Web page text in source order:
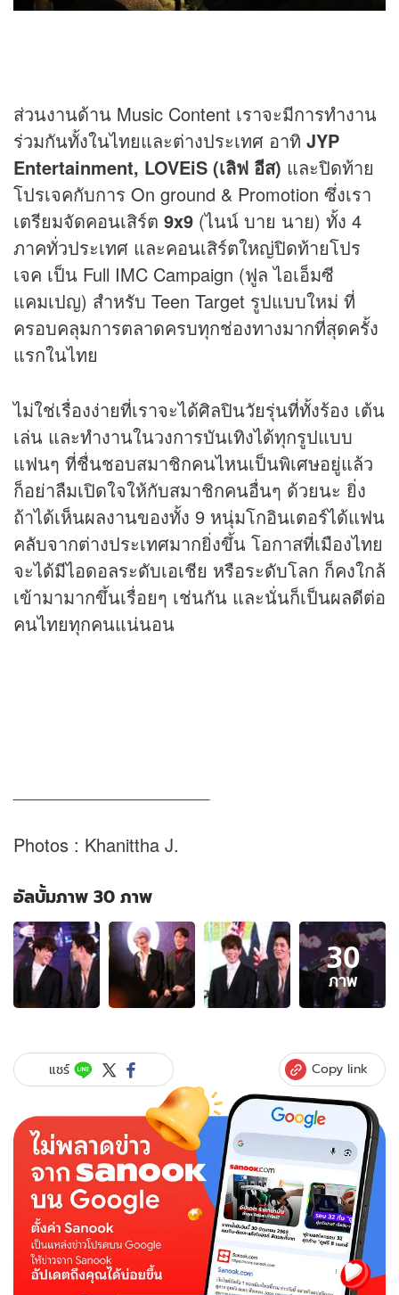
ส่วนงานด้าน Music Content เราจะมีการทำงาน
ร่วมกันทั้งในไทยและต่างประเทศ อาทิ JYP
Entertainment, LOVEiS (เลิฟ อีส) และปิดท้าย
โปรเจคกับการ On ground & Promotion ซึ่งเรา
เตรียมจัดคอนเสิร์ต 9x9 (ไนน์ บาย นาย) ทั้ง 4
ภาคทั่วประเทศ และคอนเสิร์ตใหญ่ปิดท้ายโปร
เจค เป็น Full IMC Campaign (ฟูล ไอเอ็มซี
แคมเปญ) สำหรับ Teen Target รูปแบบใหม่ ที่
ครอบคลุมการตลาดครบทุกช่องทางมากที่สุดครั้ง
แรกในไทย
ไม่ใช่เรื่องง่ายที่เราจะได้ศิลปินวัยรุ่นที่ทั้งร้อง เต้น
เล่น และทำงานในวงการบันเทิงได้ทุกรูปแบบ
แฟนๆ ที่ชื่นชอบสมาชิกคนไหนเป็นพิเศษอยู่แล้ว
ก็อย่าลืมเปิดใจให้กับสมาชิกคนอื่นๆ ด้วยนะ ยิ่ง
ถ้าได้เห็นผลงานของทั้ง 9 หนุ่มโกอินเตอร์ได้แฟน
คลับจากต่างประเทศมากยิ่งขึ้น โอกาสที่เมืองไทย
จะได้มีไอดอลระดับเอเชีย หรือระดับโลก ก็คงใกล้
เข้ามามากขึ้นเรื่อยๆ เช่นกัน และนั่นก็เป็นผลดีต่อ
คนไทยทุกคนแน่นอน
Photos : Khanittha J.
อัลบั้มภาพ 30 ภาพ
อัลบั้ม
ภาพ
30
ภาพ
ของ
เจ
กต์
ของ
9
หนุ่ม
ไทย
ดอล
งาน
30
ภาพ
แชร์ Copy link